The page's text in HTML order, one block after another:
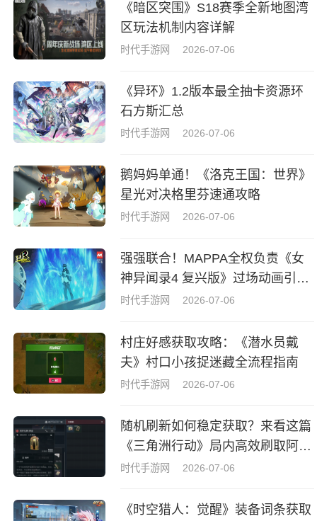
《暗区突围》S18赛季全新地图湾
区玩法机制内容详解
时代手游网 2026-07-06
《异环》1.2版本最全抽卡资源环
石方斯汇总
时代手游网 2026-07-06
鹅妈妈单通！《洛克王国：世界》
星光对决格里芬速通攻略
时代手游网 2026-07-06
强强联合！MAPPA全权负责《女
神异闻录4 复兴版》过场动画引热
议
时代手游网 2026-07-06
村庄好感获取攻略：《潜水员戴
夫》村口小孩捉迷藏全流程指南
时代手游网 2026-07-06
随机刷新如何稳定获取？来看这篇
《三角洲行动》局内高效刷取阿萨
拉牌盒指南
时代手游网 2026-07-06
《时空猎人：觉醒》装备词条获取